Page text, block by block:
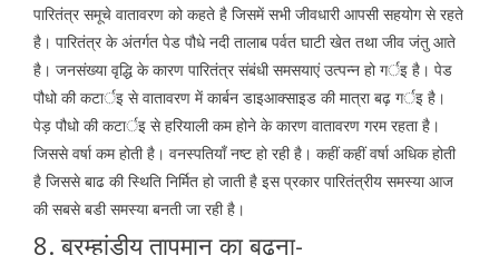
पारितंत्र समूचे वातावरण को कहते है जिसमें सभी जीवधारी आपसी सहयोग से रहते
है। पारितंत्र के अंतर्गत पेड पौधे नदी तालाब पर्वत घाटी खेत तथा जीव जंतु आते
है। जनसंख्या वृद्धि के कारण पारितंत्र संबंधी समसयाएं उत्पन्न हो गर्इ है। पेड
पौधो की कटार्इ से वातावरण में कार्बन डाइआक्साइड की मात्रा बढ़ गर्इ है।
पेड़ पौधो की कटार्इ से हरियाली कम होने के कारण वातावरण गरम रहता है।
जिससे वर्षा कम होती है। वनस्पतियाँ नष्ट हो रही है। कहीं कहीं वर्षा अधिक होती
है जिससे बाढ की स्थिति निर्मित हो जाती है इस प्रकार पारितंत्रीय समस्या आज
की सबसे बडी समस्या बनती जा रही है।
8. ब्रम्हांडीय तापमान का बढना-